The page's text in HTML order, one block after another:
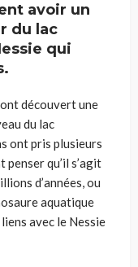
avoir un
du lac
qui
découvert une
du lac
ont pris plusieurs
qu’il s’agit
d’années, ou
aquatique
avec le Nessie